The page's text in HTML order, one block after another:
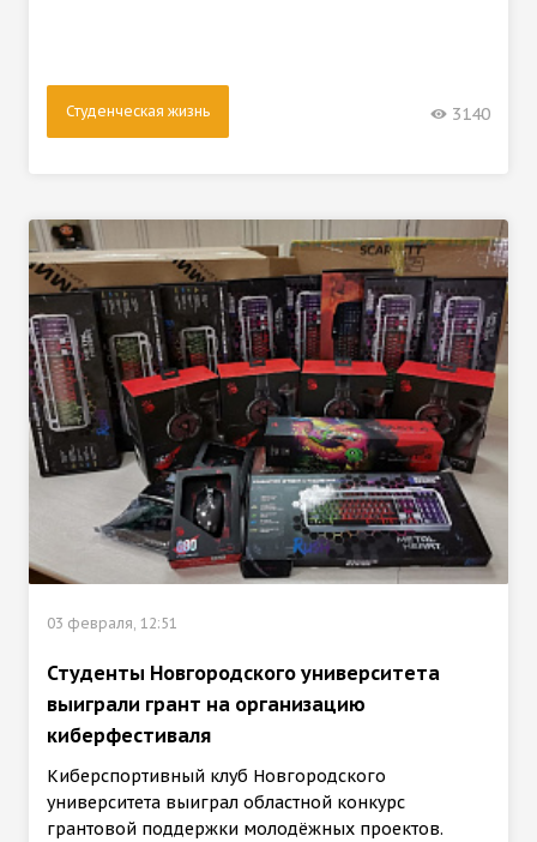
Студенческая жизнь 3140
03 февраля, 12:51
Студенты Новгородского университета
выиграли грант на организацию
киберфестиваля
Киберспортивный клуб Новгородского
университета выиграл областной конкурс
грантовой поддержки молодёжных проектов.